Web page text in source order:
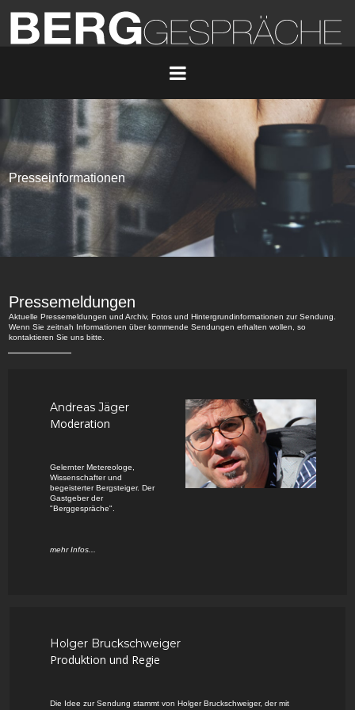
Presseinformationen
Pressemeldungen
Aktuelle Pressemeldungen und Archiv, Fotos und Hintergrundinformationen zur Sendung.
Wenn Sie zeitnah Informationen über kommende Sendungen erhalten wollen, so
kontaktieren Sie uns bitte.
Andreas Jäger
Moderation
Gelernter Metereologe,
Wissenschafter und
begeisterter Bergsteiger. Der
Gastgeber der
"Berggespräche".
mehr Infos...
Holger Bruckschweiger
Produktion und Regie
Die Idee zur Sendung stammt von Holger Bruckschweiger, der mit